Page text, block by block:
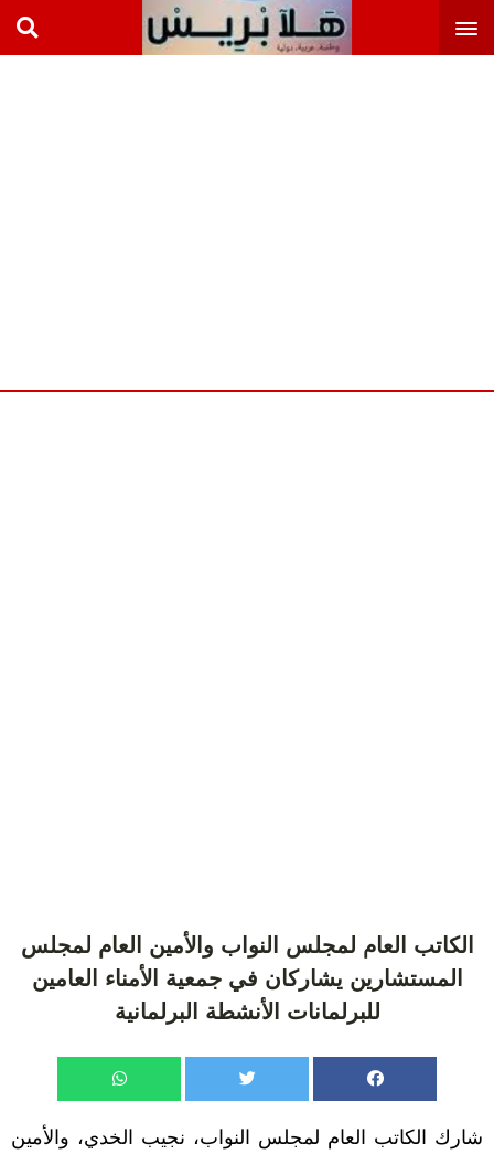
الكاتب العام لمجلس النواب والأمين العام لمجلس
المستشارين يشاركان في جمعية الأمناء العامين
للبرلمانات الأنشطة البرلمانية
شارك الكاتب العام لمجلس النواب، نجيب الخدي، والأمين